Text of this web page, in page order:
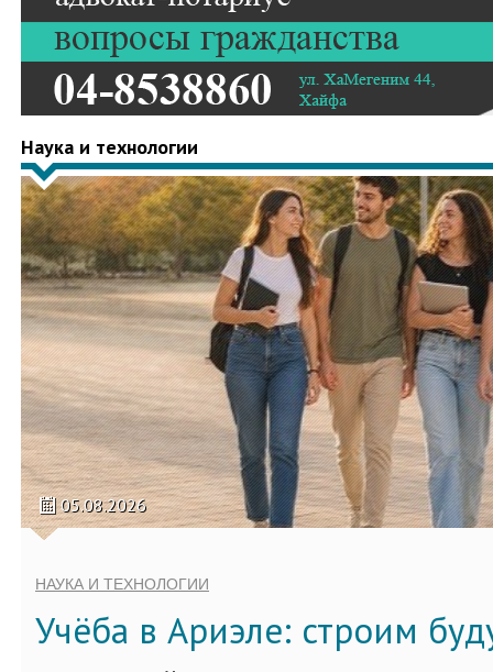
Наука и технологии
05.08.2026
НАУКА И ТЕХНОЛОГИИ
Учёба в Ариэле: строим